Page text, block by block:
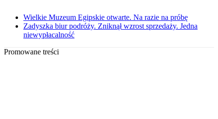
Wielkie Muzeum Egipskie otwarte. Na razie na próbę
Zadyszka biur podróży. Zniknął wzrost sprzedaży. Jedna
niewypłacalność
Promowane treści